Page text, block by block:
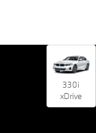
330i
xDrive